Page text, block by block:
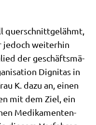
quer­schnitt­ge­lähmt,
jedoch wei­ter­hin
der geschäfts­mä­
Digni­tas in
K. dazu an, einen
mit dem Ziel, ein
Medi­ka­men­ten­